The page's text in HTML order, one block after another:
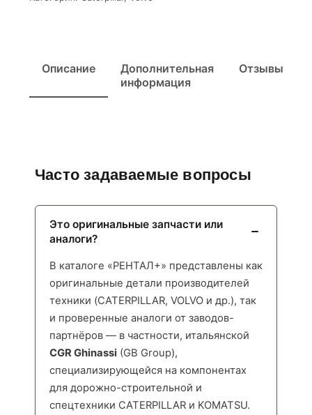
Описание
Дополнительная
информация
Отзывы
Часто задаваемые вопросы
Это оригинальные запчасти или
аналоги?
В каталоге «РЕНТАЛ+» представлены как
оригинальные детали производителей
техники (CATERPILLAR, VOLVO и др.), так
и проверенные аналоги от заводов-
партнёров — в частности, итальянской
CGR Ghinassi (GB Group),
специализирующейся на компонентах
для дорожно-строительной и
спецтехники CATERPILLAR и KOMATSU.